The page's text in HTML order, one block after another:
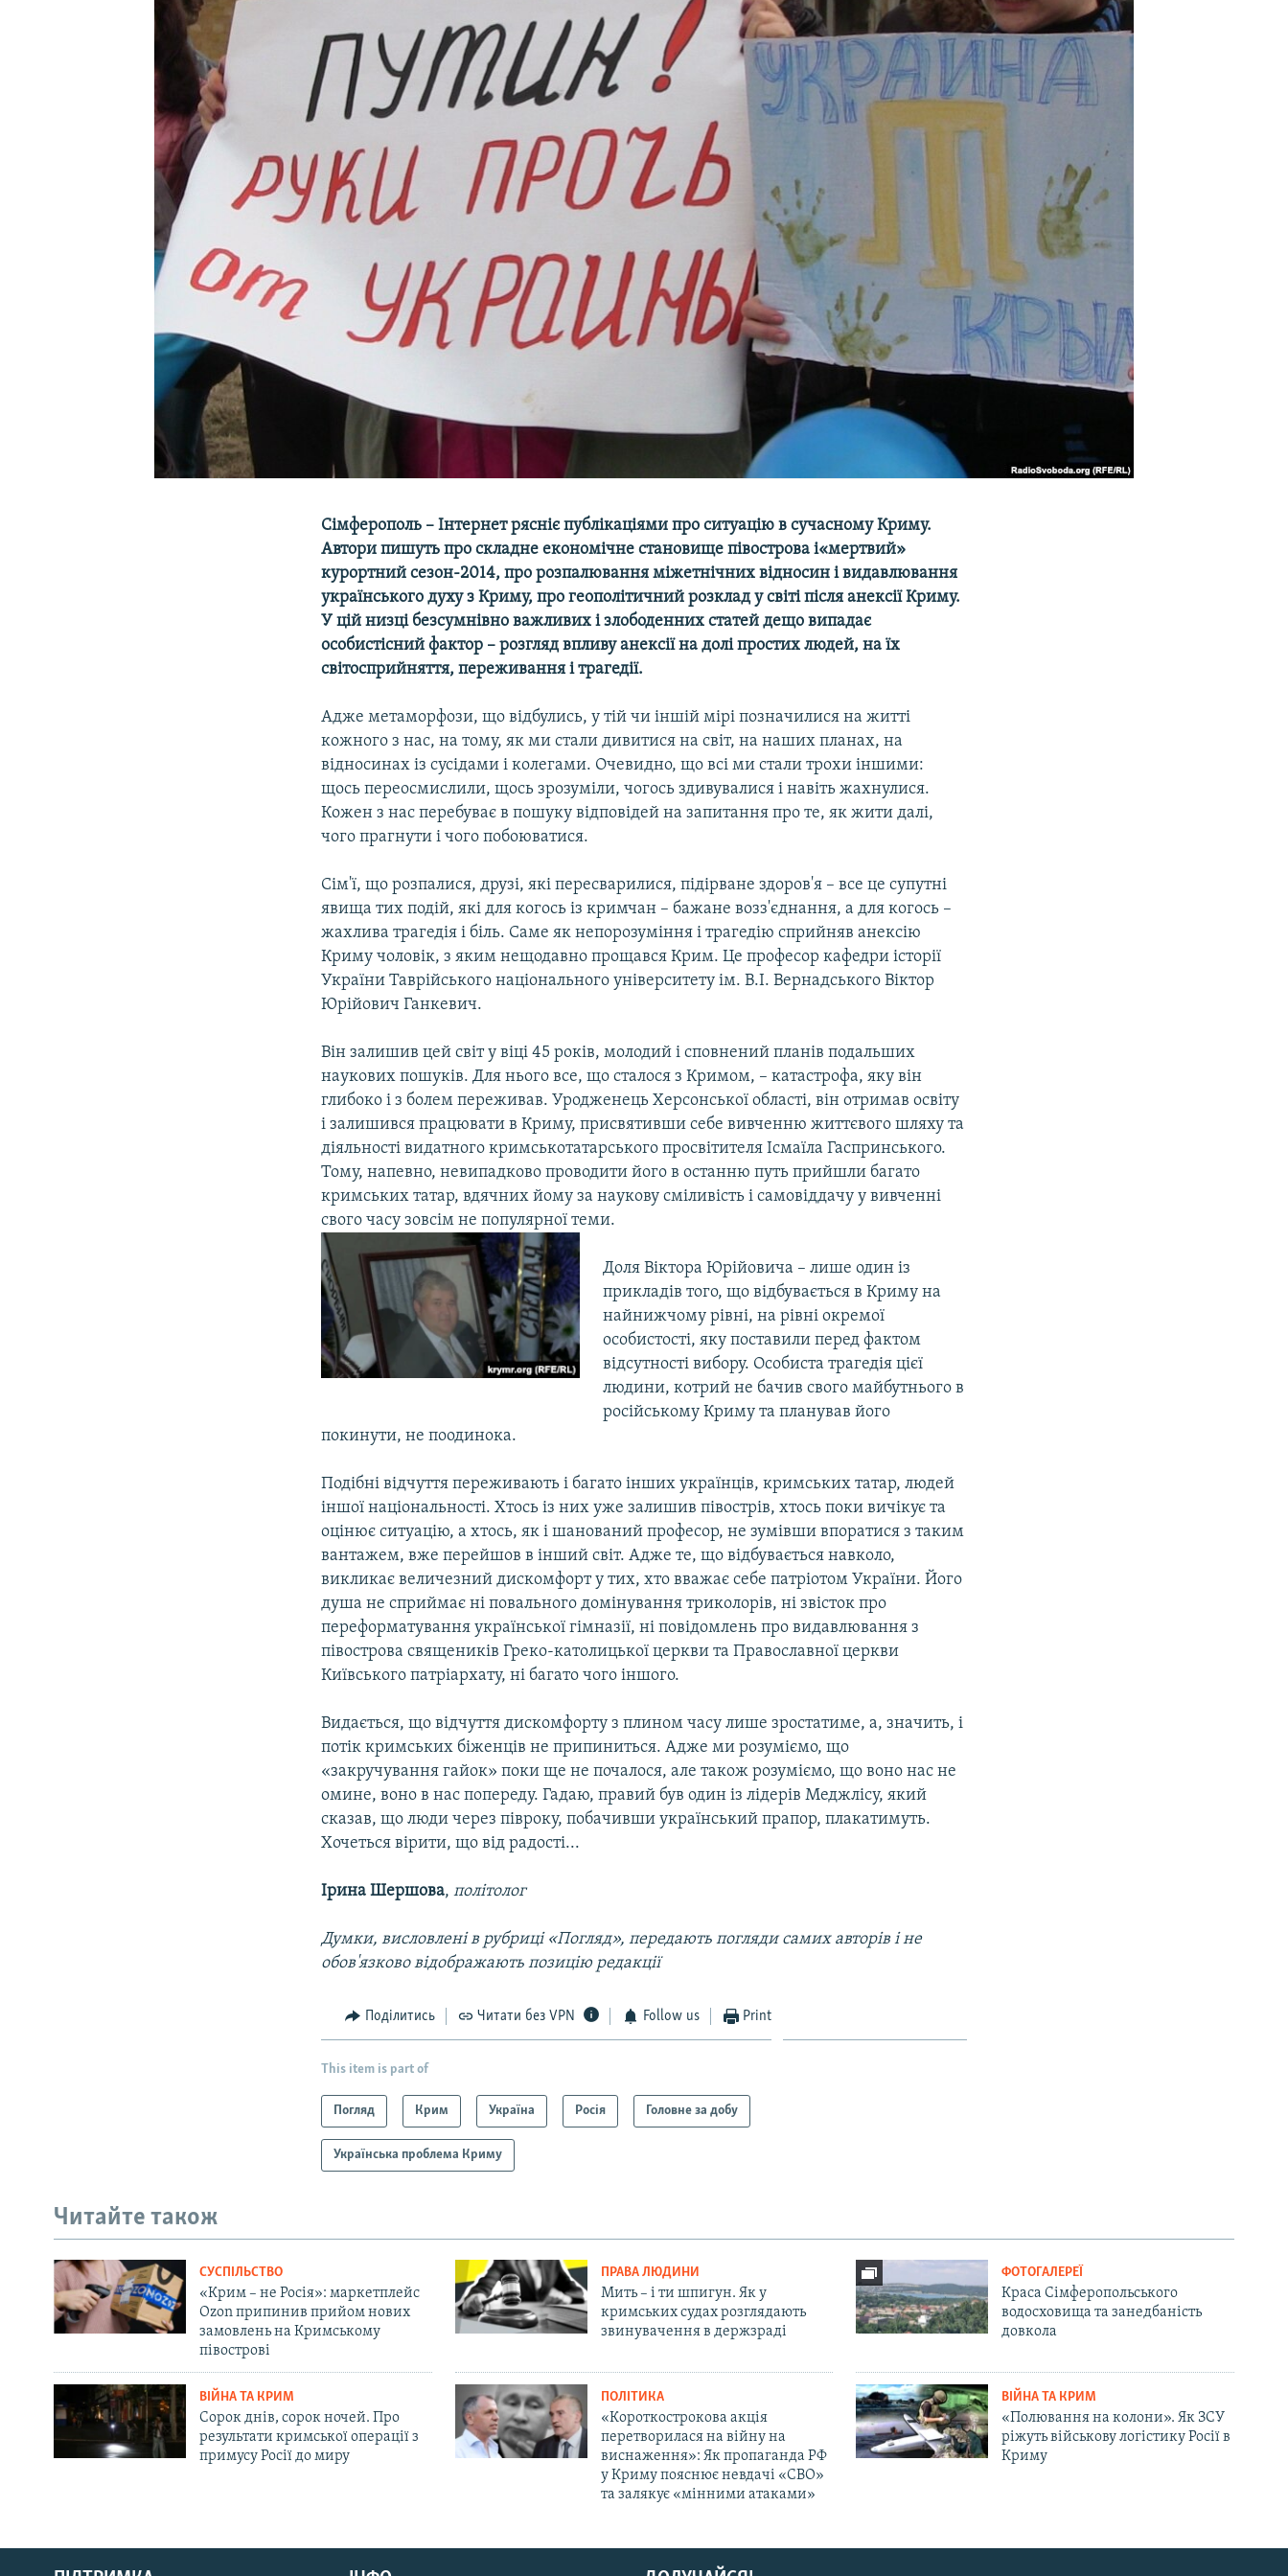
УКРАЇНСЬКА ПРОБЛЕМА КРИМУ
Русский
Сімферополь – Інтернет рясніє публікаціями про ситуацію в сучасному Криму.
Автори пишуть про складне економічне становище півострова і«мертвий»
курортний сезон-2014, про розпалювання міжетнічних відносин і видавлювання
українського духу з Криму, про геополітичний розклад у світі після анексії Криму.
У цій низці безсумнівно важливих і злободенних статей дещо випадає
особистісний фактор – розгляд впливу анексії на долі простих людей, на їх
світосприйняття, переживання і трагедії.
Адже метаморфози, що відбулись, у тій чи іншій мірі позначилися на житті
кожного з нас, на тому, як ми стали дивитися на світ, на наших планах, на
відносинах із сусідами і колегами. Очевидно, що всі ми стали трохи іншими:
щось переосмислили, щось зрозуміли, чогось здивувалися і навіть жахнулися.
Кожен з нас перебуває в пошуку відповідей на запитання про те, як жити далі,
чого прагнути і чого побоюватися.
Сім'ї, що розпалися, друзі, які пересварилися, підірване здоров'я – все це супутні
явища тих подій, які для когось із кримчан – бажане возз'єднання, а для когось –
жахлива трагедія і біль. Саме як непорозуміння і трагедію сприйняв анексію
Криму чоловік, з яким нещодавно прощався Крим. Це професор кафедри історії
України Таврійського національного університету ім. В.І. Вернадського Віктор
Юрійович Ганкевич.
Він залишив цей світ у віці 45 років, молодий і сповнений планів подальших
наукових пошуків. Для нього все, що сталося з Кримом, – катастрофа, яку він
глибоко і з болем переживав. Уродженець Херсонської області, він отримав освіту
і залишився працювати в Криму, присвятивши себе вивченню життєвого шляху та
діяльності видатного кримськотатарського просвітителя Ісмаїла Гаспринського.
Тому, напевно, невипадково проводити його в останню путь прийшли багато
кримських татар, вдячних йому за наукову сміливість і самовіддачу у вивченні
свого часу зовсім не популярної теми.
Доля Віктора Юрійовича – лише один із
прикладів того, що відбувається в Криму на
найнижчому рівні, на рівні окремої
особистості, яку поставили перед фактом
відсутності вибору. Особиста трагедія цієї
людини, котрий не бачив свого майбутнього в
російському Криму та планував його
покинути, не поодинока.
Подібні відчуття переживають і багато інших українців, кримських татар, людей
іншої національності. Хтось із них уже залишив півострів, хтось поки вичікує та
оцінює ситуацію, а хтось, як і шанований професор, не зумівши впоратися з таким
вантажем, вже перейшов в інший світ. Адже те, що відбувається навколо,
викликає величезний дискомфорт у тих, хто вважає себе патріотом України. Його
душа не сприймає ні повального домінування триколорів, ні звісток про
переформатування української гімназії, ні повідомлень про видавлювання з
півострова священиків Греко-католицької церкви та Православної церкви
Київського патріархату, ні багато чого іншого.
Видається, що відчуття дискомфорту з плином часу лише зростатиме, а, значить, і
потік кримських біженців не припиниться. Адже ми розуміємо, що
«закручування гайок» поки ще не почалося, але також розуміємо, що воно нас не
омине, воно в нас попереду. Гадаю, правий був один із лідерів Меджлісу, який
сказав, що люди через півроку, побачивши український прапор, плакатимуть.
Хочеться вірити, що від радості...
Ірина Шершова,політолог
Думки, висловлені в рубриці «Погляд», передають погляди самих авторів і не
обов'язково відображають позицію редакції
Поділитись Читати без VPN Follow us Print
This item is part of
Погляд Крим Україна Росія Головне за добу
Українська проблема Криму
Читайте також
СУСПІЛЬСТВО
«Крим – не Росія»: маркетплейс
Ozon припинив прийом нових
замовлень на Кримському
півострові
ПРАВА ЛЮДИНИ
Мить – і ти шпигун. Як у
кримських судах розглядають
звинувачення в держзраді
ФОТОГАЛЕРЕЇ
Краса Сімферопольського
водосховища та занедбаність
довкола
ВІЙНА ТА КРИМ
Сорок днів, сорок ночей. Про
результати кримської операції з
примусу Росії до миру
ПОЛІТИКА
«Короткострокова акція
перетворилася на війну на
виснаження»: Як пропаганда РФ
у Криму пояснює невдачі «СВО»
та залякує «мінними атаками»
ВІЙНА ТА КРИМ
«Полювання на колони». Як ЗСУ
ріжуть військову логістику Росії в
Криму